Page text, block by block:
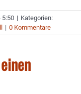
5:50 | Kategorien:
| 0 Kommentare